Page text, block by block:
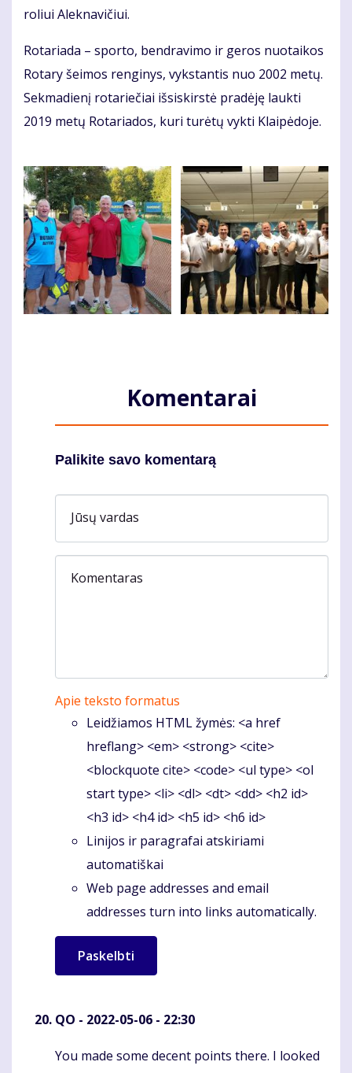
ro­liui Alek­na­vi­čiui.
Ro­ta­ria­da – spor­to, ben­dra­vi­mo ir ge­ros nuo­tai­kos
Ro­ta­ry šei­mos ren­gi­nys, vyks­tan­tis nuo 2002 me­tų.
Sek­ma­die­nį ro­ta­rie­čiai iš­si­skirs­tė pra­dė­ję lauk­ti
2019 me­tų Ro­ta­ria­dos, ku­ri tu­rė­tų vyk­ti Klai­pė­do­je.
Komentarai
Palikite savo komentarą
Jūsų vardas
Komentaras
Apie teksto formatus
Leidžiamos HTML žymės: <a href
hreflang> <em> <strong> <cite>
<blockquote cite> <code> <ul type> <ol
start type> <li> <dl> <dt> <dd> <h2 id>
<h3 id> <h4 id> <h5 id> <h6 id>
Linijos ir paragrafai atskiriami
automatiškai
Web page addresses and email
addresses turn into links automatically.
QO - 2022-05-06 - 22:30
Komentaras
You made some decent points there. I looked